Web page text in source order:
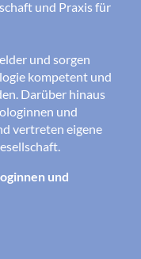
und Praxis für
und sorgen
kompetent und
Darüber hinaus
und
vertreten eigene
und